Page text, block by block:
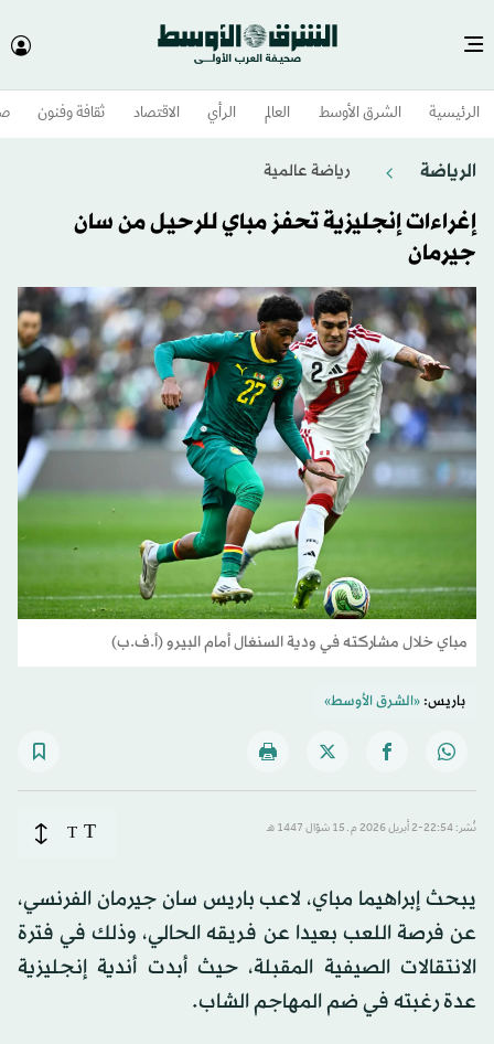
الرئيسية الشرق الأوسط​ العالم الرأي الاقتصاد ثقافة وفنون
الرياضة رياضة عالمية
إغراءات إنجليزية تحفز مباي للرحيل من سان
جيرمان
مباي خلال مشاركته في ودية السنغال أمام البيرو (أ.ف.ب)
باريس:«الشرق الأوسط»
نُشر: 22:54-2 أبريل 2026 م ـ 15 شوّال 1447 هـ T
T
يبحث إبراهيما مباي، لاعب باريس سان جيرمان الفرنسي،
عن فرصة اللعب بعيدا عن فريقه الحالي، وذلك في فترة
الانتقالات الصيفية المقبلة، حيث أبدت أندية إنجليزية
عدة رغبته في ضم المهاجم الشاب.